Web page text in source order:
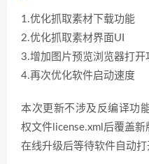
1.优化抓取素材下载功能
2.优化抓取素材界面UI
3.增加图片预览浏览器打开
4.再次优化软件启动速度
本次更新不涉及反编译功
权文件license.xml后覆盖
在线升级后等待软件自动打